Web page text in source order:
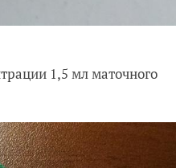
1,5 мл маточного